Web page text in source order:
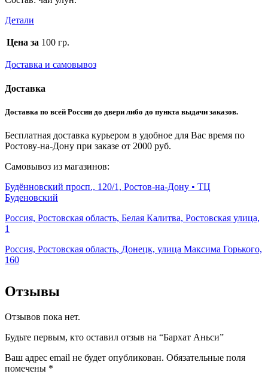
Детали
Цена за 100 гр.
Доставка и самовывоз
Доставка
Доставка по всей России до двери либо до пункта выдачи заказов.
Бесплатная доставка курьером в удобное для Вас время по
Ростову-на-Дону при заказе от 2000 руб.
Самовывоз из магазинов:
Будённовский просп., 120/1, Ростов-на-Дону • ТЦ
Буденовский
Россия, Ростовская область, Белая Калитва, Ростовская улица,
1
Россия, Ростовская область, Донецк, улица Максима Горького,
160
Отзывы
Отзывов пока нет.
Будьте первым, кто оставил отзыв на “Бархат Аньси”
Ваш адрес email не будет опубликован. Обязательные поля
помечены *